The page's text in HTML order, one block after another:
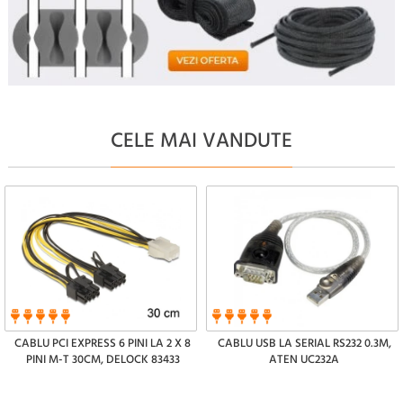
CELE MAI VANDUTE
CABLU PCI EXPRESS 6 PINI LA 2 X 8
PINI M-T 30CM, DELOCK 83433
CABLU USB LA SERIAL RS232 0.3M,
ATEN UC232A